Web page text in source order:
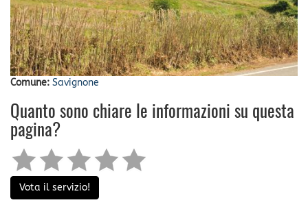
Comune: Savignone
Quanto sono chiare le informazioni su questa
pagina?
Vota il servizio!